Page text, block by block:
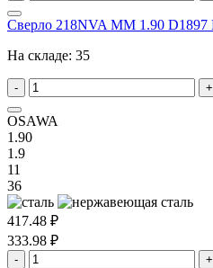
Сверло 218NVA MM 1.90 D1897
На складе: 35
- +
OSAWA
1.90
1.9
11
36
417.48 ₽
333.98 ₽
- +